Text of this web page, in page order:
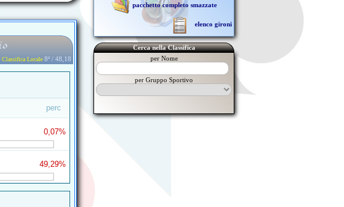
Classifica Locale 8ª / 48,18
perc
0,07%
49,29%
pacchetto completo smazzate
elenco gironi
Cerca nella Classifica
per Nome
per Gruppo Sportivo